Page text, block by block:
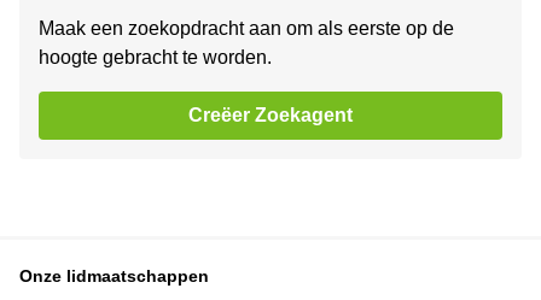
Maak een zoekopdracht aan om als eerste op de
hoogte gebracht te worden.
Creëer Zoekagent
Onze lidmaatschappen